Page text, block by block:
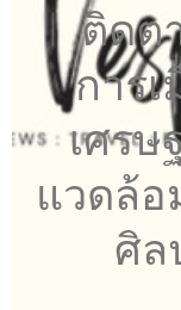
ติดต
การ
เศรษ
แวดล้อ
ศิล